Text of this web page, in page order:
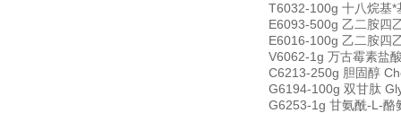
T6032-100g 十八烷基
E6093-500g 乙二胺四
E6016-100g 乙二胺四
V6062-1g 万古霉素盐
C6213-250g 胆固醇
G6194-100g 双甘肽
G6253-1g 甘氨酰-L-酪